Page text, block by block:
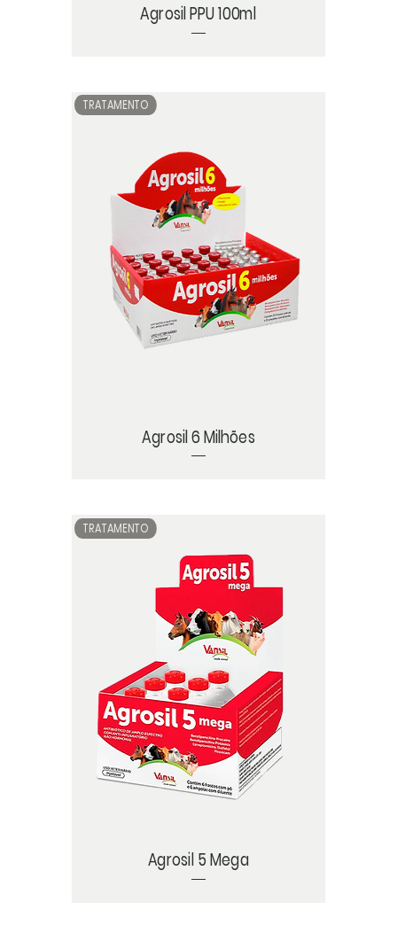
Agrosil PPU 100ml
TRATAMENTO
Agrosil 6 Milhões
TRATAMENTO
Agrosil 5 Mega